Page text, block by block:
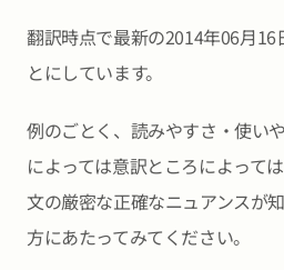
翻訳時点で最新の2014年06月
とにしています。
例のごとく、読みやすさ・使い
によっては意訳ところによって
文の厳密な正確なニュアンスが
方にあたってみてください。